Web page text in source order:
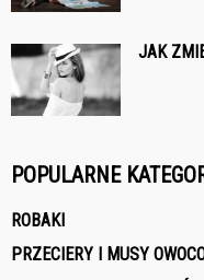
JAK
POPULARNE
ROBAKI
PRZECIERY I MUSY